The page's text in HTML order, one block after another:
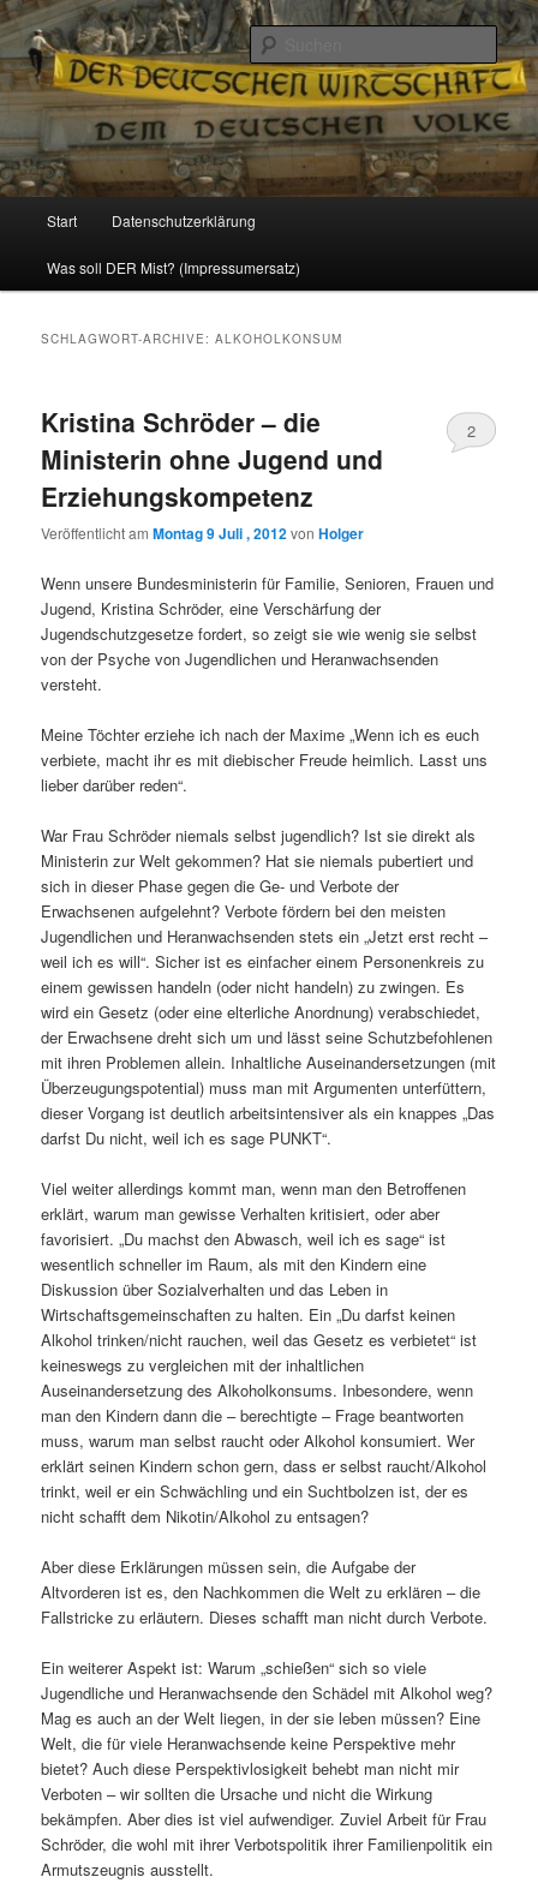
Reizzentrum
Politik, Wirtschaft, Soziales und Gesellschaft
Zum
Inhalt
Zum
sekundären
Start Datenschutzerklärung
Was soll DER Mist? (Impressumersatz)
SCHLAGWORT-ARCHIVE:ALKOHOLKONSUM
Kristina Schröder – die
Ministerin ohne Jugend und
Erziehungskompetenz
Veröffentlicht amMontag 9 Juli , 2012vonHolger
2
Wenn unsere Bundesministerin für Familie, Senioren, Frauen und
Jugend, Kristina Schröder, eine Verschärfung der
Jugendschutzgesetze fordert, so zeigt sie wie wenig sie selbst
von der Psyche von Jugendlichen und Heranwachsenden
versteht.
Meine Töchter erziehe ich nach der Maxime „Wenn ich es euch
verbiete, macht ihr es mit diebischer Freude heimlich. Lasst uns
lieber darüber reden“.
War Frau Schröder niemals selbst jugendlich? Ist sie direkt als
Ministerin zur Welt gekommen? Hat sie niemals pubertiert und
sich in dieser Phase gegen die Ge- und Verbote der
Erwachsenen aufgelehnt? Verbote fördern bei den meisten
Jugendlichen und Heranwachsenden stets ein „Jetzt erst recht –
weil ich es will“. Sicher ist es einfacher einem Personenkreis zu
einem gewissen handeln (oder nicht handeln) zu zwingen. Es
wird ein Gesetz (oder eine elterliche Anordnung) verabschiedet,
der Erwachsene dreht sich um und lässt seine Schutzbefohlenen
mit ihren Problemen allein. Inhaltliche Auseinandersetzungen (mit
Überzeugungspotential) muss man mit Argumenten unterfüttern,
dieser Vorgang ist deutlich arbeitsintensiver als ein knappes „Das
darfst Du nicht, weil ich es sage PUNKT“.
Viel weiter allerdings kommt man, wenn man den Betroffenen
erklärt, warum man gewisse Verhalten kritisiert, oder aber
favorisiert. „Du machst den Abwasch, weil ich es sage“ ist
wesentlich schneller im Raum, als mit den Kindern eine
Diskussion über Sozialverhalten und das Leben in
Wirtschaftsgemeinschaften zu halten. Ein „Du darfst keinen
Alkohol trinken/nicht rauchen, weil das Gesetz es verbietet“ ist
keineswegs zu vergleichen mit der inhaltlichen
Auseinandersetzung des Alkoholkonsums. Inbesondere, wenn
man den Kindern dann die – berechtigte – Frage beantworten
muss, warum man selbst raucht oder Alkohol konsumiert. Wer
erklärt seinen Kindern schon gern, dass er selbst raucht/Alkohol
trinkt, weil er ein Schwächling und ein Suchtbolzen ist, der es
nicht schafft dem Nikotin/Alkohol zu entsagen?
Aber diese Erklärungen müssen sein, die Aufgabe der
Altvorderen ist es, den Nachkommen die Welt zu erklären – die
Fallstricke zu erläutern. Dieses schafft man nicht durch Verbote.
Ein weiterer Aspekt ist: Warum „schießen“ sich so viele
Jugendliche und Heranwachsende den Schädel mit Alkohol weg?
Mag es auch an der Welt liegen, in der sie leben müssen? Eine
Welt, die für viele Heranwachsende keine Perspektive mehr
bietet? Auch diese Perspektivlosigkeit behebt man nicht mir
Verboten – wir sollten die Ursache und nicht die Wirkung
bekämpfen. Aber dies ist viel aufwendiger. Zuviel Arbeit für Frau
Schröder, die wohl mit ihrer Verbotspolitik ihrer Familienpolitik ein
Armutszeugnis ausstellt.